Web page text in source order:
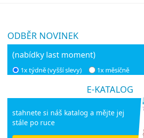
ODBĚR NOVINEK
(nabídky last moment)
1x týdně (vyšší slevy) 1x měsíčně
E-KATALOG
stahnete si náš katalog a mějte jej
stále po ruce